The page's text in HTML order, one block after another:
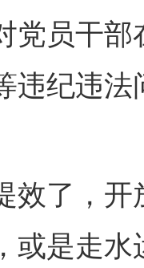
党员干
违纪违
了，开
或是走